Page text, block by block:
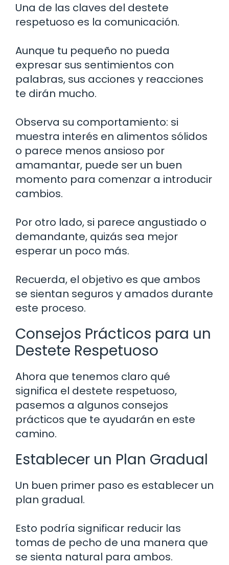
Una de las claves del destete
respetuoso es la comunicación.
Aunque tu pequeño no pueda
expresar sus sentimientos con
palabras, sus acciones y reacciones
te dirán mucho.
Observa su comportamiento: si
muestra interés en alimentos sólidos
o parece menos ansioso por
amamantar, puede ser un buen
momento para comenzar a introducir
cambios.
Por otro lado, si parece angustiado o
demandante, quizás sea mejor
esperar un poco más.
Recuerda, el objetivo es que ambos
se sientan seguros y amados durante
este proceso.
Consejos Prácticos para un
Destete Respetuoso
Ahora que tenemos claro qué
significa el destete respetuoso,
pasemos a algunos consejos
prácticos que te ayudarán en este
camino.
Establecer un Plan Gradual
Un buen primer paso es establecer un
plan gradual.
Esto podría significar reducir las
tomas de pecho de una manera que
se sienta natural para ambos.